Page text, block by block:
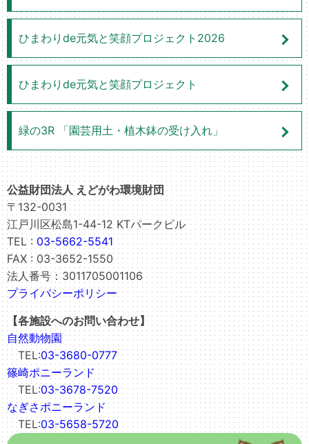
ひまわりde元気と笑顔プロジェクト2026
ひまわりde元気と笑顔プロジェクト
緑の3R 「園芸用土・植木鉢の受け入れ」
公益財団法人 えどがわ環境財団
〒132-0031
江戸川区松島1-44-12 KTパークビル
TEL :03-5662-5541
FAX : 03-3652-1550
法人番号：3011705001106
プライバシーポリシー
【各施設へのお問い合わせ】
自然動物園
TEL:03-3680-0777
篠崎ポニーランド
TEL:03-3678-7520
なぎさポニーランド
TEL:03-5658-5720